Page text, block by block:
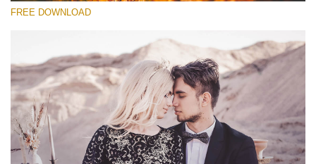
(2067 Lr Presets)
Скачать Бесплатно
FREE DOWNLOAD